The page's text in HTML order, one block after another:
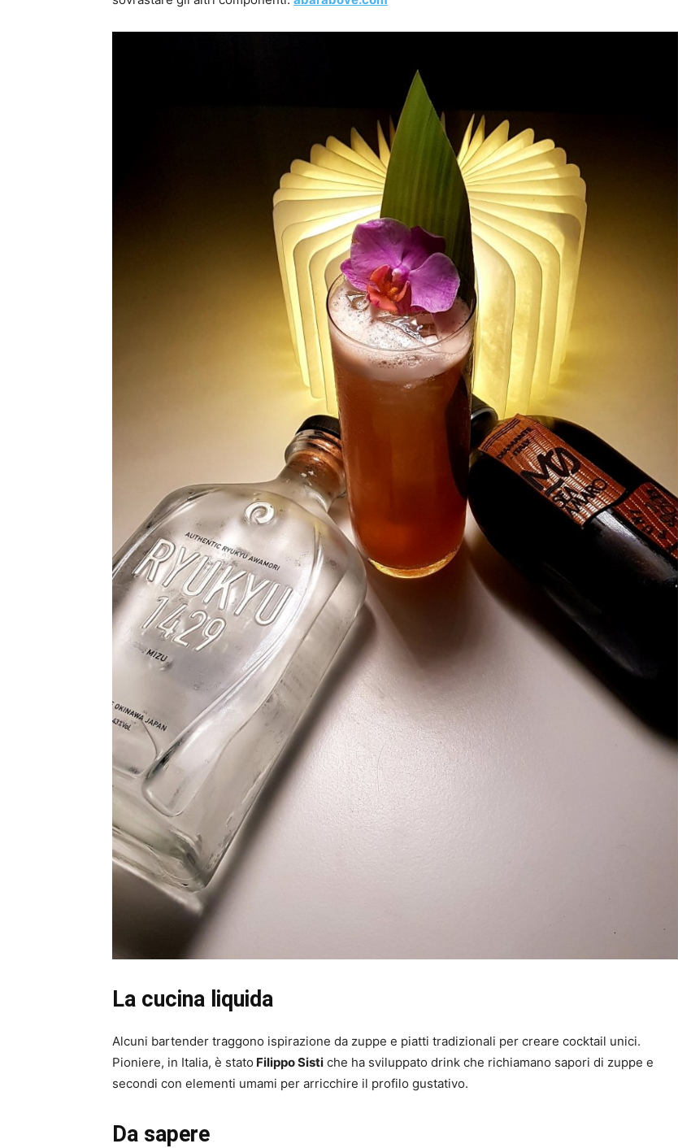
La cucina liquida
Alcuni bartender traggono ispirazione da zuppe e piatti tradizionali per creare cocktail unici.
Pioniere, in Italia, è stato Filippo Sisti che ha sviluppato drink che richiamano sapori di zuppe e
secondi con elementi umami per arricchire il profilo gustativo.
Da sapere